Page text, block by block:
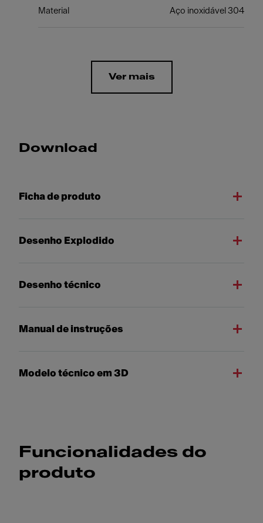
Material Aço inoxidável 304
Ver mais
Download
Ficha de produto
Desenho Explodido
Desenho técnico
Manual de instruções
Modelo técnico em 3D
Funcionalidades do
produto